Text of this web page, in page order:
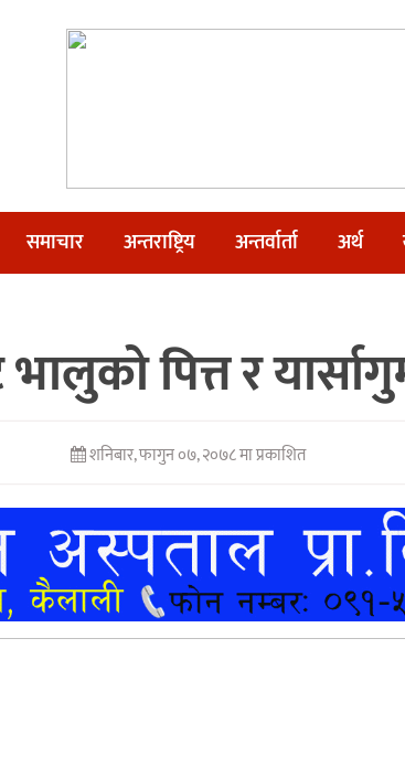
समाचार अन्तराष्ट्रिय अन्तर्वार्ता अर्थ
पित्त र
शनिबार, फागुन ०७, २०७८ मा प्रकाशित